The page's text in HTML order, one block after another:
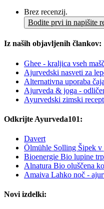
Brez recenzij.
Bodite prvi in napišite
Iz naših objavljenih člankov:
Ghee - kraljica vseh
Ajurvedski nasveti za
Alternativna uporaba čaja
Ajurveda & joga -
Ayurvedski zimski
Odkrijte Ayurveda101:
Davert
Ölmühle Solling Šipek
Bioenergie Bio lupine
Alnatura Bio oluščena
Amaiva Lahko noč -
Novi izdelki: